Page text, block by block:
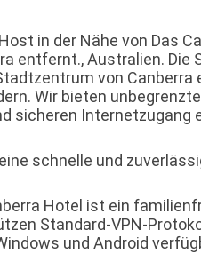
in der Nähe von Das
entfernt., Australien.
von
Wir bieten
sicheren
schnelle und
Hotel ist ein
Standard-VPN-
und Android